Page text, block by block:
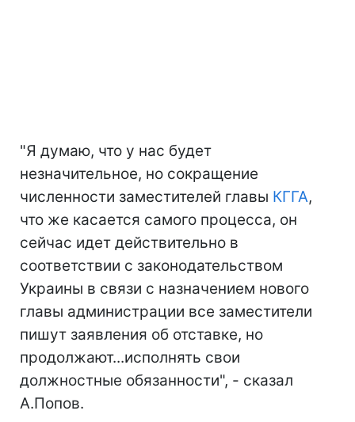
"Я думаю, что у нас будет
незначительное, но сокращение
численности заместителей главы КГГА,
что же касается самого процесса, он
сейчас идет действительно в
соответствии с законодательством
Украины в связи с назначением нового
главы администрации все заместители
пишут заявления об отставке, но
продолжают...исполнять свои
должностные обязанности", - сказал
А.Попов.